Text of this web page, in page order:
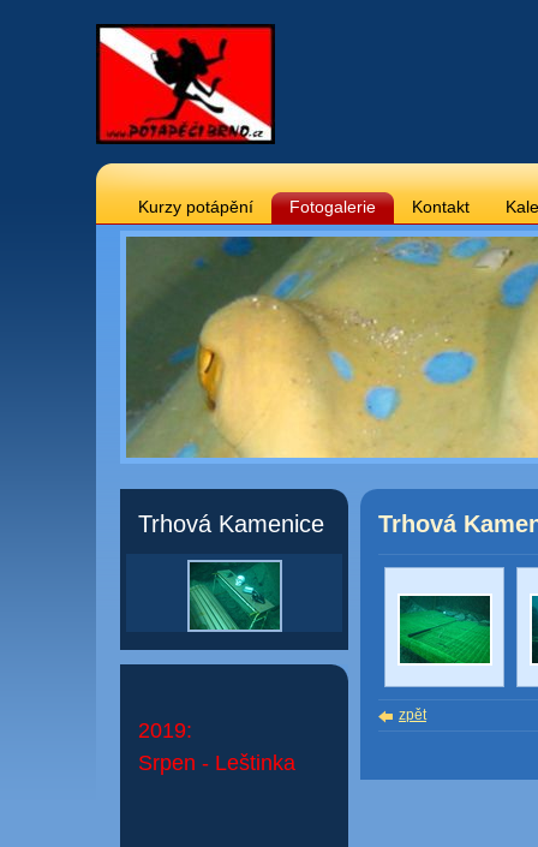
Kurzy potápění Fotogalerie Kontakt
Trhová
zpět
Trhová Kamenice
2019:
Srpen - Leštinka